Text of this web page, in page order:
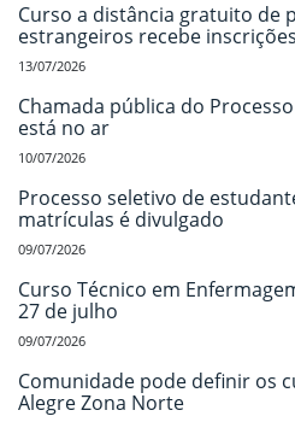
Curso a distância gratuito de
estrangeiros recebe inscrições
13/07/2026
Chamada pública do
está no ar
10/07/2026
Processo seletivo de
matrículas é divulgado
09/07/2026
Curso Técnico em
27 de julho
09/07/2026
Comunidade pode definir os
Alegre Zona Norte